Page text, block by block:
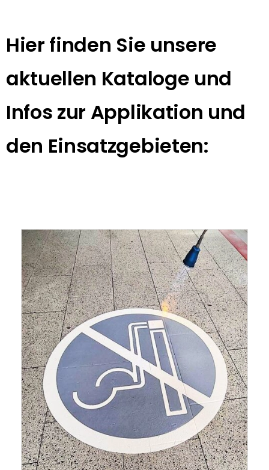
Hier finden Sie unsere
aktuellen Kataloge und
Infos zur Applikation und
den Einsatzgebieten: